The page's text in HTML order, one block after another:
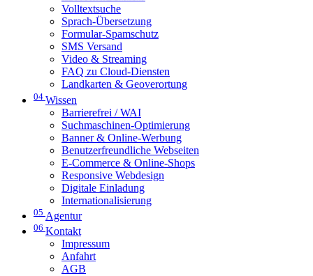
Volltextsuche
Sprach-Übersetzung
Formular-Spamschutz
SMS Versand
Video & Streaming
FAQ zu Cloud-Diensten
Landkarten & Geoverortung
04 Wissen
Barrierefrei / WAI
Suchmaschinen-Optimierung
Banner & Online-Werbung
Benutzerfreundliche Webseiten
E-Commerce & Online-Shops
Responsive Webdesign
Digitale Einladung
Internationalisierung
05 Agentur
06 Kontakt
Impressum
Anfahrt
AGB